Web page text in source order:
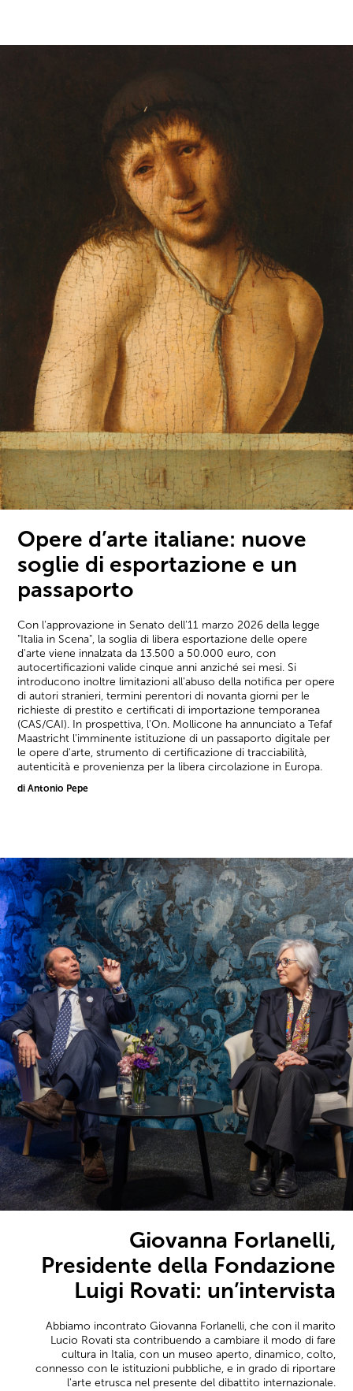
Opere d’arte italiane: nuove
soglie di esportazione e un
passaporto
Con l'approvazione in Senato dell'11 marzo 2026 della legge
"Italia in Scena", la soglia di libera esportazione delle opere
d'arte viene innalzata da 13.500 a 50.000 euro, con
autocertificazioni valide cinque anni anziché sei mesi. Si
introducono inoltre limitazioni all'abuso della notifica per opere
di autori stranieri, termini perentori di novanta giorni per le
richieste di prestito e certificati di importazione temporanea
(CAS/CAI). In prospettiva, l'On. Mollicone ha annunciato a Tefaf
Maastricht l'imminente istituzione di un passaporto digitale per
le opere d'arte, strumento di certificazione di tracciabilità,
autenticità e provenienza per la libera circolazione in Europa.
di Antonio Pepe
Giovanna Forlanelli,
Presidente della Fondazione
Luigi Rovati: un’intervista
Abbiamo incontrato Giovanna Forlanelli, che con il marito
Lucio Rovati sta contribuendo a cambiare il modo di fare
cultura in Italia, con un museo aperto, dinamico, colto,
connesso con le istituzioni pubbliche, e in grado di riportare
l'arte etrusca nel presente del dibattito internazionale.